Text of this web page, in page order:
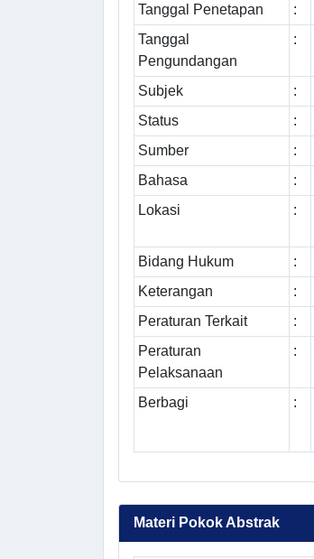
Tanggal Penetapan
:
Tanggal
Pengundangan
:
Subjek :
Status
:
Sumber :
Bahasa
:
Lokasi
:
Bidang Hukum
:
Keterangan
:
Peraturan Terkait
:
Peraturan
Pelaksanaan
:
Berbagi :
Materi Pokok Abstrak